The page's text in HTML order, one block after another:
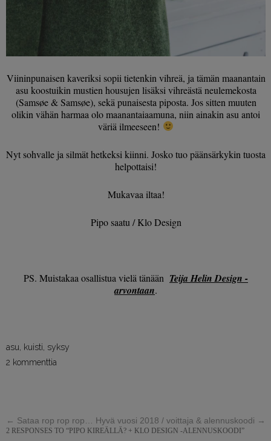
Viininpunaisen kaveriksi sopii tietenkin vihreä, ja tämän maanantain
asu koostuikin mustien housujen lisäksi vihreästä neulemekosta
(Samsøe & Samsøe), sekä punaisesta piposta. Jos sitten muuten
olikin vähän harmaa olo maanantaiaamuna, niin ainakin asu antoi
väriä ilmeeseen!
Nyt sohvalle ja silmät hetkeksi kiinni. Josko tuo päänsärkykin tuosta
helpottaisi!
Mukavaa iltaa!
Pipo saatu / Klo Design
PS. Muistakaa osallistua vielä tänään Teija Helin Design -
arvontaan.
asu kuisti syksy
2 kommenttia
← Sataa rop rop rop… Hyvä vuosi 2018 / voittaja & alennuskoodi →
2 RESPONSES TO “PIPO KIREÄLLÄ? + KLO DESIGN -ALENNUSKOODI”